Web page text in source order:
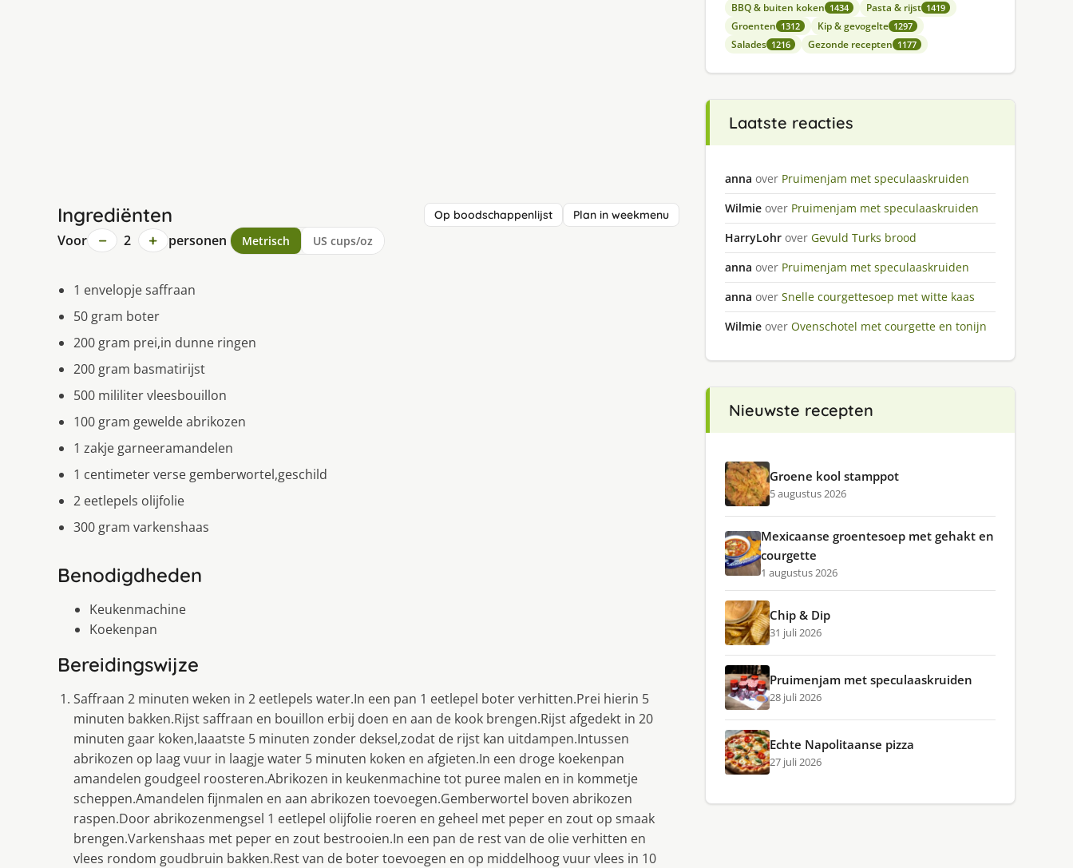
Ingrediënten Op boodschappenlijst Plan in weekmenu
Voor − 2 + personen Metrisch US cups/oz
1 envelopje saffraan
50 gram boter
200 gram prei,in dunne ringen
200 gram basmatirijst
500 mililiter vleesbouillon
100 gram gewelde abrikozen
1 zakje garneeramandelen
1 centimeter verse gemberwortel,geschild
2 eetlepels olijfolie
300 gram varkenshaas
Benodigdheden
Keukenmachine
Koekenpan
Bereidingswijze
Saffraan 2 minuten weken in 2 eetlepels water.In een pan 1 eetlepel boter verhitten.Prei hierin 5
minuten bakken.Rijst saffraan en bouillon erbij doen en aan de kook brengen.Rijst afgedekt in 20
minuten gaar koken,laaatste 5 minuten zonder deksel,zodat de rijst kan uitdampen.Intussen
abrikozen op laag vuur in laagje water 5 minuten koken en afgieten.In een droge koekenpan
amandelen goudgeel roosteren.Abrikozen in keukenmachine tot puree malen en in kommetje
scheppen.Amandelen fijnmalen en aan abrikozen toevoegen.Gemberwortel boven abrikozen
raspen.Door abrikozenmengsel 1 eetlepel olijfolie roeren en geheel met peper en zout op smaak
brengen.Varkenshaas met peper en zout bestrooien.In een pan de rest van de olie verhitten en
vlees rondom goudbruin bakken.Rest van de boter toevoegen en op middelhoog vuur vlees in 10
BBQ & buiten koken 1434 Pasta & rijst 1419
Groenten 1312 Kip & gevogelte 1297
Salades 1216 Gezonde recepten 1177
Laatste reacties
anna over Pruimenjam met speculaaskruiden
Wilmie over Pruimenjam met speculaaskruiden
HarryLohr over Gevuld Turks brood
anna over Pruimenjam met speculaaskruiden
anna over Snelle courgettesoep met witte kaas
Wilmie over Ovenschotel met courgette en tonijn
Nieuwste recepten
Groene kool stamppot
5 augustus 2026
Mexicaanse groentesoep met gehakt en
courgette
1 augustus 2026
Chip & Dip
31 juli 2026
Pruimenjam met speculaaskruiden
28 juli 2026
Echte Napolitaanse pizza
27 juli 2026